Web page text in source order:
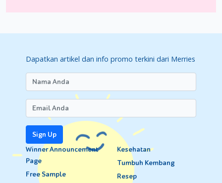
Dapatkan artikel dan info promo terkini dari Merries
Sign Up
Winner Announcement
Page
Free Sample
Kesehatan
Tumbuh Kembang
Resep